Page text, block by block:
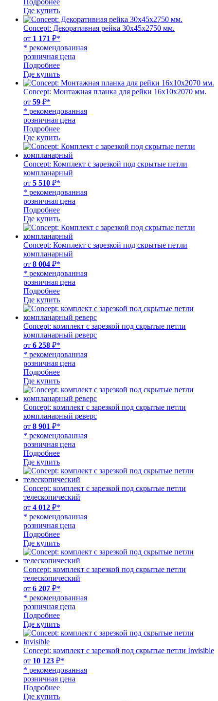
Где купить
Concept: Декоративная рейка 30х45х2750 мм.
от 1 171 ₽*
* рекомендованная
розничная цена
Подробнее
Где купить
Concept: Монтажная планка для рейки 16х10х2070 мм.
от 59 ₽*
* рекомендованная
розничная цена
Подробнее
Где купить
Concept: Комплект с зарезкой под скрытые петли
компланарный
от 5 510 ₽*
* рекомендованная
розничная цена
Подробнее
Где купить
Concept: Комплект с зарезкой под скрытые петли
компланарный
от 8 004 ₽*
* рекомендованная
розничная цена
Подробнее
Где купить
Concept: комплект с зарезкой под скрытые петли
компланарный реверс
от 6 258 ₽*
* рекомендованная
розничная цена
Подробнее
Где купить
Concept: комплект с зарезкой под скрытые петли
компланарный реверс
от 8 901 ₽*
* рекомендованная
розничная цена
Подробнее
Где купить
Concept: комплект с зарезкой под скрытые петли
телескопический
от 4 012 ₽*
* рекомендованная
розничная цена
Подробнее
Где купить
Concept: комплект с зарезкой под скрытые петли
телескопический
от 6 207 ₽*
* рекомендованная
розничная цена
Подробнее
Где купить
Concept: комплект с зарезкой под скрытые петли Invisible
от 10 123 ₽*
* рекомендованная
розничная цена
Подробнее
Где купить